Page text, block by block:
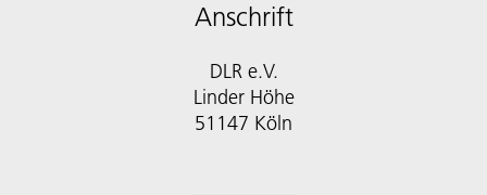
Anschrift
DLR e.V.
Linder Höhe
51147 Köln